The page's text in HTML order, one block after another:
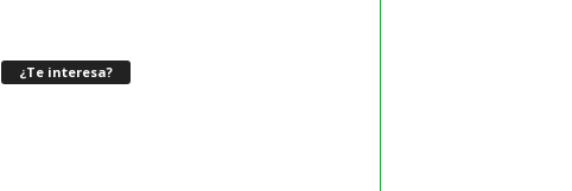
¿Te interesa?